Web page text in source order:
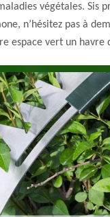
végétales. Sis
n’hésitez pas à
espace vert un havre